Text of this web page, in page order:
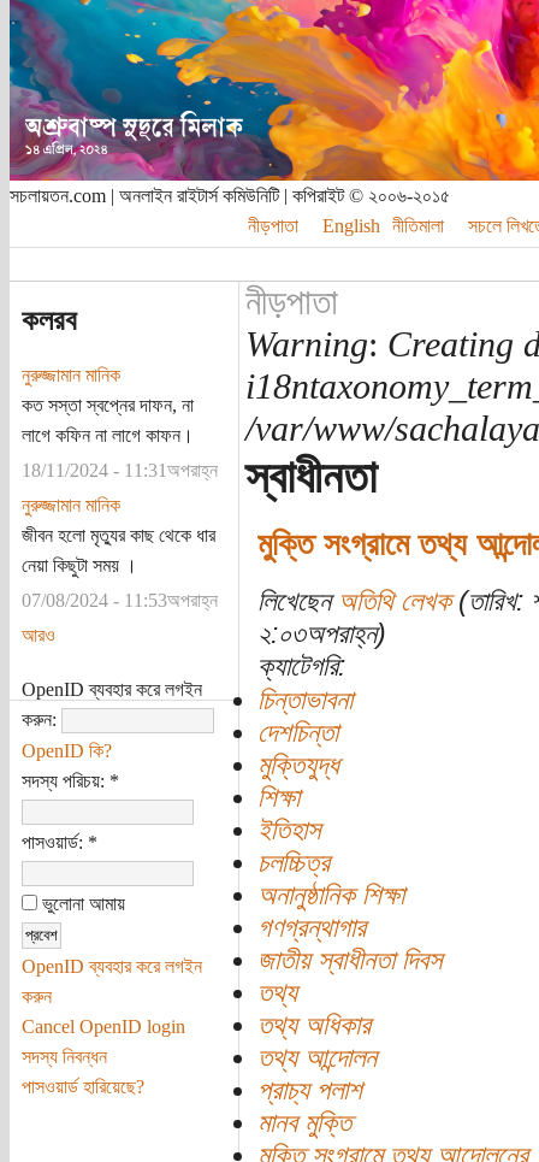
সচলায়তন.com | অনলাইন রাইটার্স কমিউনিটি | কপিরাইট © ২০০৬-২০১৫
নীড়পাতা
English নীতিমালা সচলে
কলরব
নুরুজ্জামান মানিক
কত সস্তা স্বপ্নের দাফন, না
লাগে কফিন না লাগে কাফন।
18/11/2024 - 11:31অপরাহ্ন
নুরুজ্জামান মানিক
জীবন হলো মৃত্যুর কাছ থেকে ধার
নেয়া কিছুটা সময় ।
07/08/2024 - 11:53অপরাহ্ন
আরও
OpenID ব্যবহার করে লগইন
করুন:
OpenID কি?
সদস্য পরিচয়: *
পাসওয়ার্ড: *
ভুলোনা আমায়
OpenID ব্যবহার করে লগইন
করুন
Cancel OpenID login
সদস্য নিবন্ধন
পাসওয়ার্ড হারিয়েছে?
নীড়পাতা
Warning: Creating
/var/www/
স্বাধীনতা
মুক্তি সংগ্রামে তথ্য
লিখেছেন অতিথি লেখক(তারিখ:
২:০৩অপরাহ্ন)
ক্যাটেগরি:
চিন্তাভাবনা
দেশচিন্তা
মুক্তিযুদ্ধ
শিক্ষা
ইতিহাস
চলচ্চিত্র
অনানুষ্ঠানিক শিক্ষা
গণগ্রন্থাগার
জাতীয় স্বাধীনতা দিবস
তথ্য
তথ্য অধিকার
তথ্য আন্দোলন
প্রাচ্য পলাশ
মানব মুক্তি
মুক্তি সংগ্রামে তথ্য আন্দোলনের